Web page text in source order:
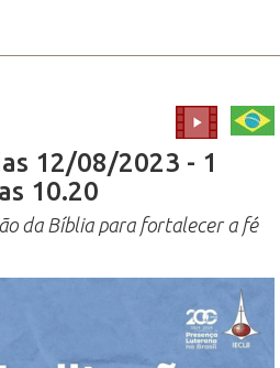
12/08/2023 - 1
10.20
da Bíblia para fortalecer a fé